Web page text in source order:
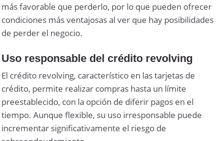
más favorable que perderlo, por lo que pueden ofrecer
condiciones más ventajosas al ver que hay posibilidades
de perder el negocio.
Uso responsable del crédito revolving
El crédito revolving, característico en las tarjetas de
crédito, permite realizar compras hasta un límite
preestablecido, con la opción de diferir pagos en el
tiempo. Aunque flexible, su uso irresponsable puede
incrementar significativamente el riesgo de